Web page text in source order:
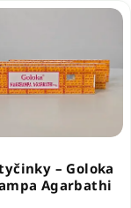
– Goloka
Agarbathi